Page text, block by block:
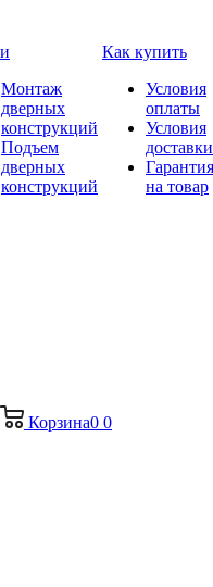
Монтаж
дверных
конструкций
Подъем
дверных
конструкций
Как купить
Условия
оплаты
Условия
доставки
Гарантия
на товар
Корзина0 0